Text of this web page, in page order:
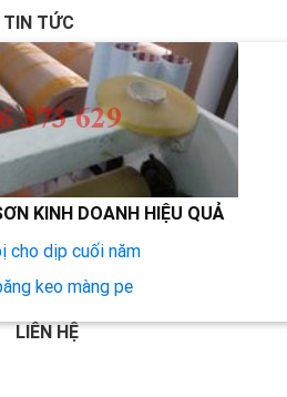
TIN TỨC
KINH DOANH HIỆU QUẢ
cho dịp cuối năm
keo màng pe
LIÊN HỆ